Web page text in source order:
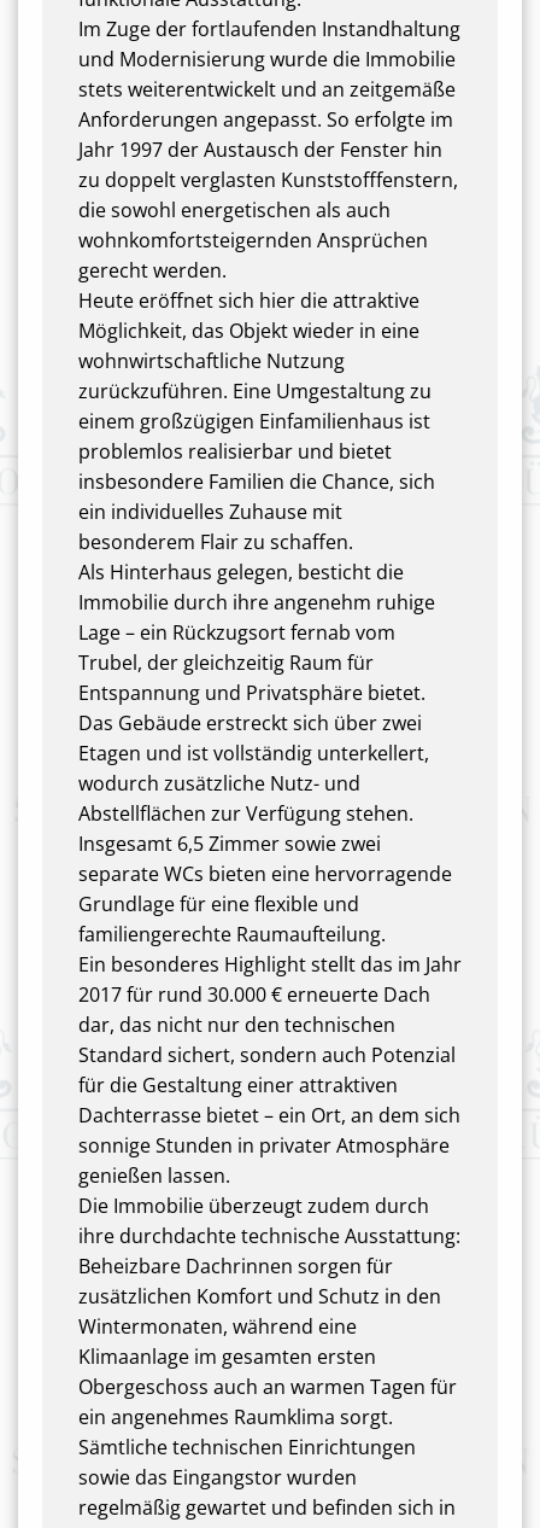
Im Zuge der fortlaufenden Instandhaltung
und Modernisierung wurde die Immobilie
stets weiterentwickelt und an zeitgemäße
Anforderungen angepasst. So erfolgte im
Jahr 1997 der Austausch der Fenster hin
zu doppelt verglasten Kunststofffenstern,
die sowohl energetischen als auch
wohnkomfortsteigernden Ansprüchen
gerecht werden.
Heute eröffnet sich hier die attraktive
Möglichkeit, das Objekt wieder in eine
wohnwirtschaftliche Nutzung
zurückzuführen. Eine Umgestaltung zu
einem großzügigen Einfamilienhaus ist
problemlos realisierbar und bietet
insbesondere Familien die Chance, sich
ein individuelles Zuhause mit
besonderem Flair zu schaffen.
Als Hinterhaus gelegen, besticht die
Immobilie durch ihre angenehm ruhige
Lage – ein Rückzugsort fernab vom
Trubel, der gleichzeitig Raum für
Entspannung und Privatsphäre bietet.
Das Gebäude erstreckt sich über zwei
Etagen und ist vollständig unterkellert,
wodurch zusätzliche Nutz- und
Abstellflächen zur Verfügung stehen.
Insgesamt 6,5 Zimmer sowie zwei
separate WCs bieten eine hervorragende
Grundlage für eine flexible und
familiengerechte Raumaufteilung.
Ein besonderes Highlight stellt das im Jahr
2017 für rund 30.000 € erneuerte Dach
dar, das nicht nur den technischen
Standard sichert, sondern auch Potenzial
für die Gestaltung einer attraktiven
Dachterrasse bietet – ein Ort, an dem sich
sonnige Stunden in privater Atmosphäre
genießen lassen.
Die Immobilie überzeugt zudem durch
ihre durchdachte technische Ausstattung:
Beheizbare Dachrinnen sorgen für
zusätzlichen Komfort und Schutz in den
Wintermonaten, während eine
Klimaanlage im gesamten ersten
Obergeschoss auch an warmen Tagen für
ein angenehmes Raumklima sorgt.
Sämtliche technischen Einrichtungen
sowie das Eingangstor wurden
regelmäßig gewartet und befinden sich in